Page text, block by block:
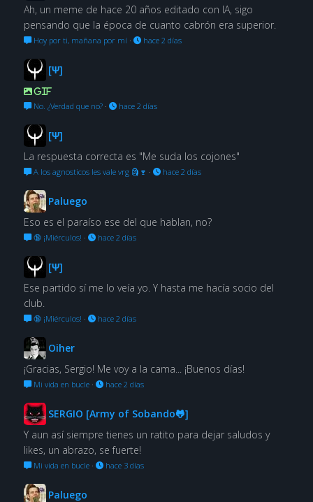
Ah, un meme de hace 20 años editado con IA, sigo
pensando que la época de cuanto cabrón era superior.
Hoy por ti, mañana por mí· hace 2 días
[Ψ]
GIF
No. ¿Verdad que no?· hace 2 días
[Ψ]
La respuesta correcta es "Me suda los cojones"
A los agnosticos les vale vrg 🗿🍷 · hace 2 días
Paluego
Eso es el paraíso ese del que hablan, no?
🔞 ¡Miérculos! · hace 2 días
[Ψ]
Ese partido sí me lo veía yo. Y hasta me hacía socio del
club.
🔞 ¡Miérculos! · hace 2 días
Oiher
¡Gracias, Sergio! Me voy a la cama... ¡Buenos días!
Mi vida en bucle· hace 2 días
SERGIO [Army of Sobando🐸]
Y aun así siempre tienes un ratito para dejar saludos y
likes, un abrazo, se fuerte!
Mi vida en bucle· hace 3 días
Paluego